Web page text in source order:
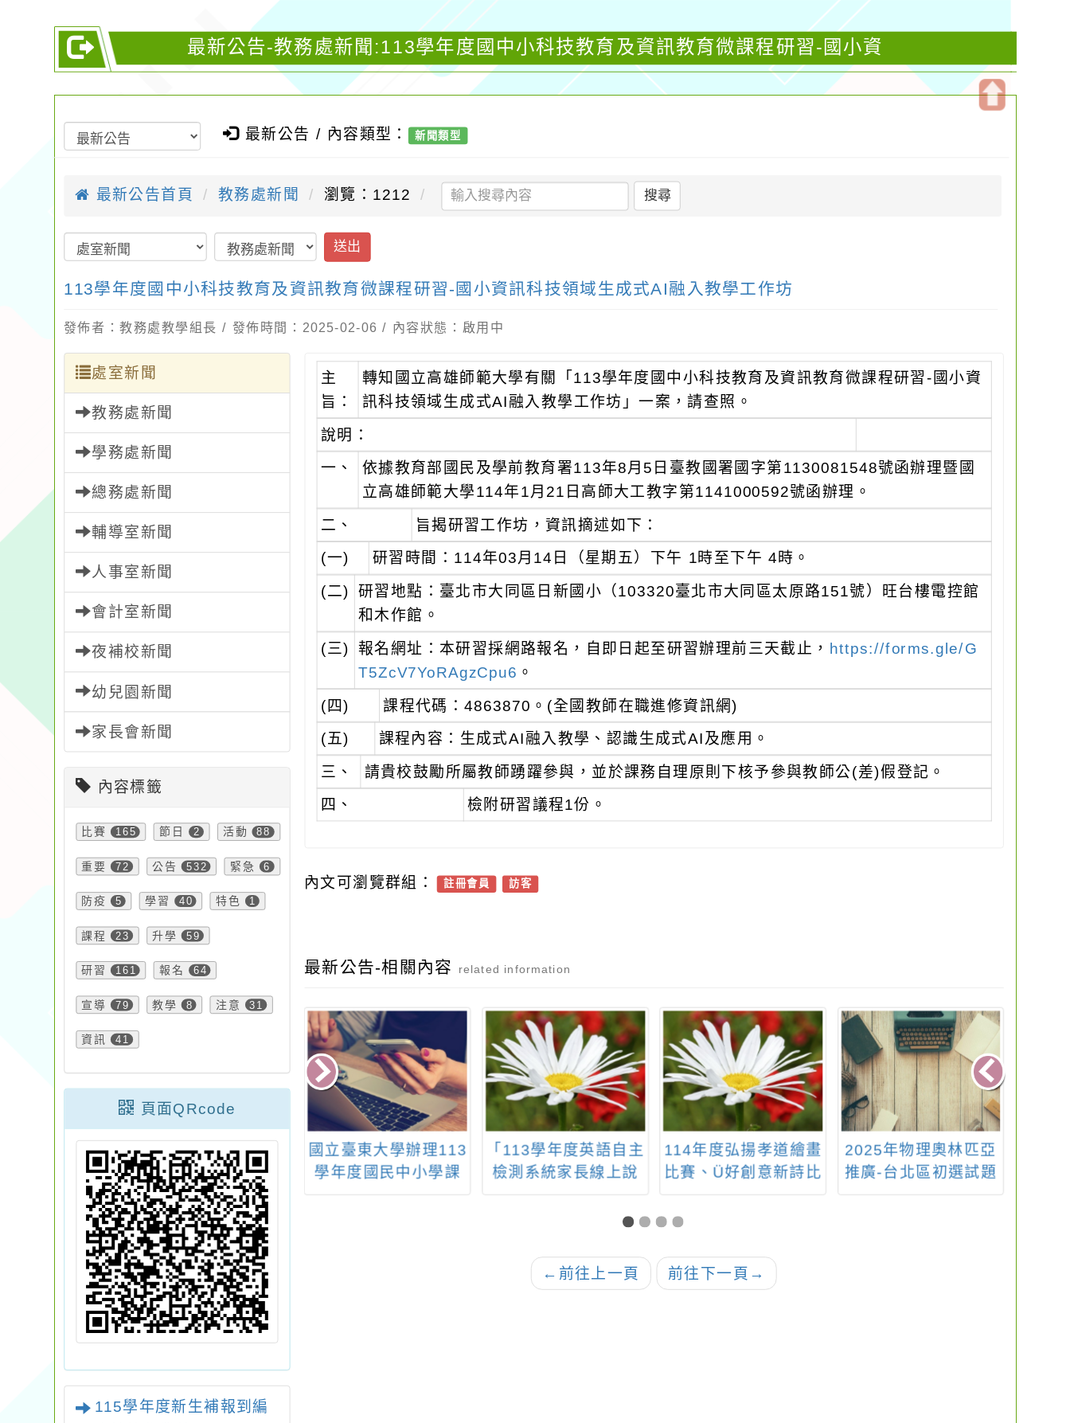
最新公告-教務處新聞:113學年度國中小科技教育及資訊教育微課程研習-國小資
最新公告 / 內容類型： 新聞類型
最新公告首頁 教務處新聞 瀏覽：1212 搜尋
送出
113學年度國中小科技教育及資訊教育微課程研習-國小資訊科技領域生成式AI融入教學工作坊
發佈者：教務處教學組長 / 發佈時間：2025-02-06 / 內容狀態：啟用中
處室新聞
教務處新聞
學務處新聞
總務處新聞
輔導室新聞
人事室新聞
會計室新聞
夜補校新聞
幼兒園新聞
家長會新聞
內容標籤
比賽 165 節日 2 活動 88
重要 72 公告 532 緊急 6
防疫 5 學習 40 特色 1
課程 23 升學 59
研習 161 報名 64
宣導 79 教學 8 注意 31
資訊 41
頁面QRcode
115學年度新生補報到編
主
旨：
轉知國立高雄師範大學有關「113學年度國中小科技教育及資訊教育微課程研習-國小資
訊科技領域生成式AI融入教學工作坊」一案，請查照。
說明：
一、
依據教育部國民及學前教育署113年8月5日臺教國署國字第1130081548號函辦理暨國
立高雄師範大學114年1月21日高師大工教字第1141000592號函辦理。
二、
旨揭研習工作坊，資訊摘述如下：
(一)
研習時間：114年03月14日（星期五）下午 1時至下午 4時。
(二)
研習地點：臺北市大同區日新國小（103320臺北市大同區太原路151號）旺台樓電控館
和木作館。
(三)
報名網址：本研習採網路報名，自即日起至研習辦理前三天截止， https://forms.gle/G
T5ZcV7YoRAgzCpu6 。
(四)
課程代碼：4863870。(全國教師在職進修資訊網)
(五) 課程內容：生成式AI融入教學、認識生成式AI及應用。
三、
請貴校鼓勵所屬教師踴躍參與，並於課務自理原則下核予參與教師公(差)假登記。
四、
檢附研習議程1份。
內文可瀏覽群組： 註冊會員 訪客
最新公告-相關內容 related information
第二屆《氣候
展》放映串
1份，鼓勵教
躍申請參與
轉知 教育部國民及學
前教育署(以下簡稱國
教署)114學年度第2學
期徵聘商借教師辦理
技職教育或雙語教育
相關業務一案
國立臺東大學辦理113
學年度國民中小學課
「113學年度英語自主
檢測系統家長線上說
114年度弘揚孝道繪畫
比賽、Ü好創意新詩比
2025年物理奧林匹亞
推廣-台北區初選試題
← 前往上一頁 前往下一頁 →